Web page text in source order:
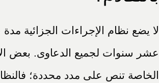
لا يضع نظام الإجراءات الجزائية
عشر سنوات لجميع الدعاوى. بعض
الخاصة تنص على مدد محددة؛